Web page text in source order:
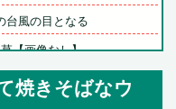
台風の目となる
【画像なし】
焼きそばなウ